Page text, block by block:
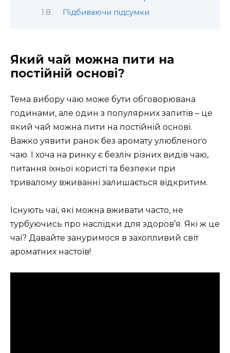
Підбиваючи підсумки
Який чай можна пити на
постійній основі?
Тема вибору чаю може бути обговорювана
годинами, але один з популярних запитів – це
який чай можна пити на постійній основі.
Важко уявити ранок без аромату улюбленого
чаю. І хоча на ринку є безліч різних видів чаю,
питання їхньої користі та безпеки при
тривалому вживанні залишається відкритим.
Існують чаї, які можна вживати часто, не
турбуючись про наслідки для здоров’я. Які ж це
чаї? Давайте зануримося в захопливий світ
ароматних настоїв!